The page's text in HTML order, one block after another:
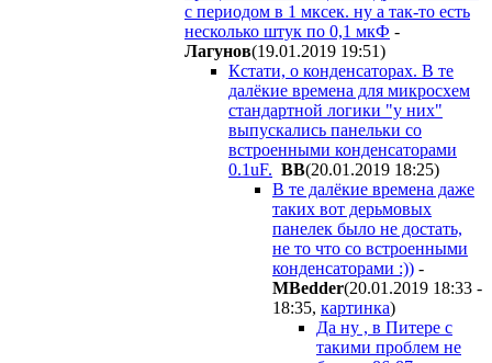
с периодом в 1 мксек. ну а так-то есть
несколько штук по 0,1 мкФ -
Лагунов(19.01.2019 19:51)
Кстати, о конденсаторах. В те
далёкие времена для микросхем
стандартной логики "у них"
выпускались панельки со
встроенными конденсаторами
0.1uF. ВВ(20.01.2019 18:25)
В те далёкие времена даже
таких вот дерьмовых
панелек было не достать,
не то что со встроенными
конденсаторами :)) -
MBedder(20.01.2019 18:33 -
18:35, картинка)
Да ну , в Питере с
такими проблем не